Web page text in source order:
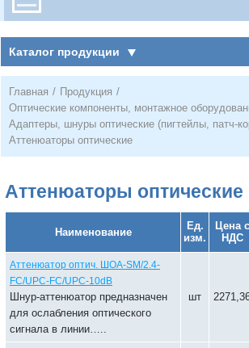
Каталог продукции
Главная / Продукция /
Оптические компоненты, монтажное
Адаптеры, шнуры оптические (пигтейлы, патч-
Аттенюаторы оптические
Аттенюаторы оптические
Наименование
Ед.
изм.
Цена с
НДС
Аттенюатор оптич. ШОА-SM/2.4-
FC/UPC-FC/UPC-10dB
Шнур-аттенюатор предназначен
для ослабления оптического
сигнала в линии…..
шт